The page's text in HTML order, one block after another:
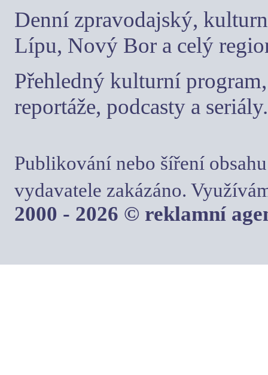
Denní zpravodajský,
Lípu, Nový Bor a celý
Přehledný kulturní
reportáže, podcasty a seriály.
Publikování nebo šíření
vydavatele zakázáno.
2000 - 2026 © reklamní